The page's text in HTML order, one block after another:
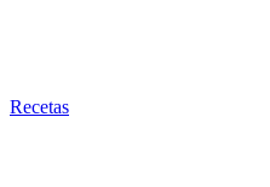
Recetas